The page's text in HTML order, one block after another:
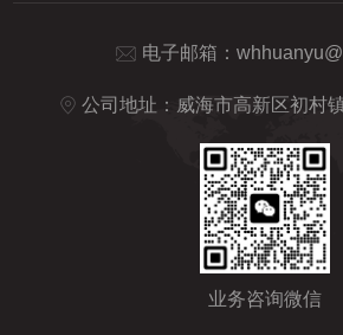
电子邮箱：
公司地址：威海市高新区初村
业务咨询微信